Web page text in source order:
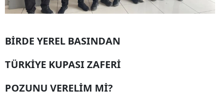
BİRDE YEREL BASINDAN
TÜRKİYE KUPASI ZAFERİ
POZUNU VERELİM Mİ?